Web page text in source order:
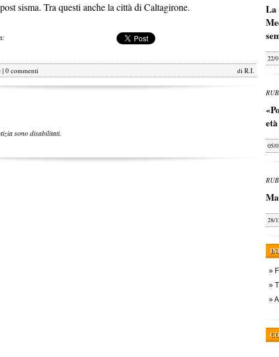
sisma. Tra questi anche la città di Caltagirone.
| 0 commenti di R.I.
sono disabilitati.
La
22/
05/
28/
»
»
»